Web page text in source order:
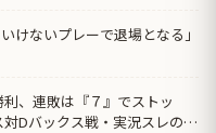
けないプレーで退場となる」
、連敗は『７』でストッ
Dバックス戦・実況スレの翻